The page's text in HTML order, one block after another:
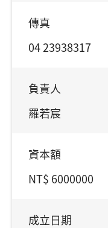
傳真
04 23938317
負責人
羅若宸
資本額
NT$ 6000000
成立日期